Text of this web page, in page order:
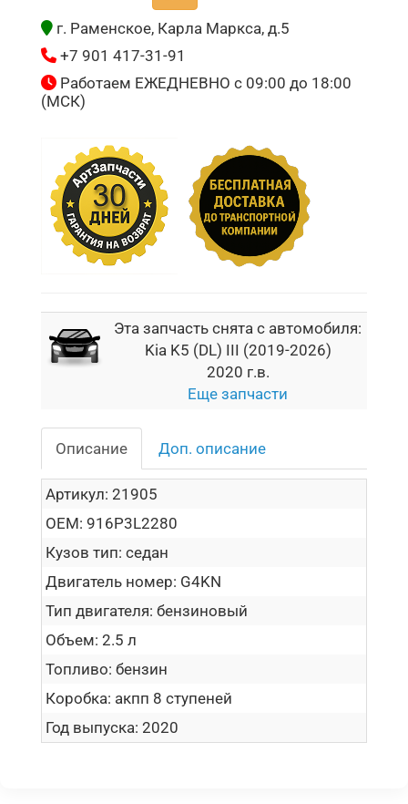
г. Раменское, Карла Маркса, д.5
+7 901 417-31-91
Работаем ЕЖЕДНЕВНО с 09:00 до 18:00
(МСК)
Эта запчасть снята с автомобиля:
Kia K5 (DL) III (2019-2026)
2020 г.в.
Еще запчасти
Описание Доп. описание
Артикул: 21905
OEM: 916P3L2280
Кузов тип: седан
Двигатель номер: G4KN
Тип двигателя: бензиновый
Объем: 2.5 л
Топливо: бензин
Коробка: акпп 8 ступеней
Год выпуска: 2020